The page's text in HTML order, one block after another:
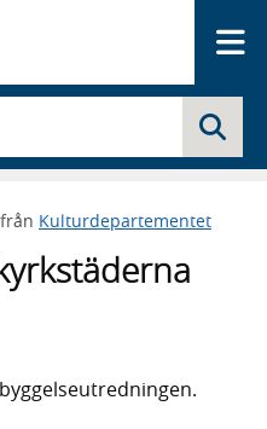
Kulturdepartementet